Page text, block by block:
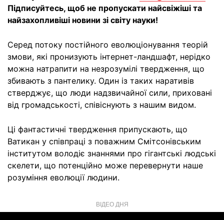
Підписуйтесь, щоб не пропускати найсвіжіші та
найзахопливіші новини зі світу науки!
Серед потоку постійного еволюціонування теорій
змови, які пронизують інтернет-ландшафт, нерідко
можна натрапити на незрозумілі твердження, що
збивають з пантелику. Один із таких наративів
стверджує, що люди надзвичайної сили, приховані
від громадськості, співіснують з нашим видом.
Ці фантастичні твердження припускають, що
Ватикан у співпраці з поважним Смітсонівським
інститутом володіє знаннями про гігантські людські
скелети, що потенційно може перевернути наше
розуміння еволюції людини.
ВІДЕО ДНЯ